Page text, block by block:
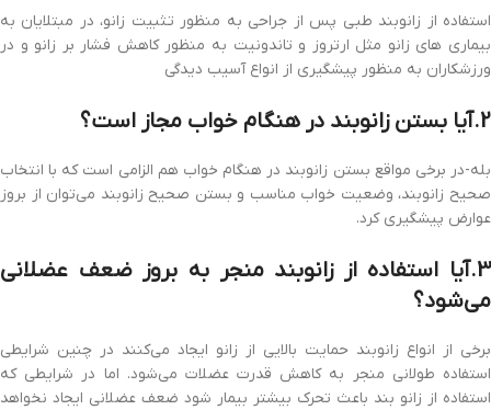
استفاده از زانوبند طبی پس از جراحی به منظور تثبیت زانو، در مبتلایان به
بیماری های زانو مثل ارتروز و تاندونیت به منظور کاهش فشار بر زانو و در
ورزشکاران به منظور پیشگیری از انواع آسیب دیدگی
2.آیا بستن زانوبند در هنگام خواب مجاز است؟
بله-در برخی مواقع بستن زانوبند در هنگام خواب هم الزامی است که با انتخاب
صحیح زانوبند، وضعیت خواب مناسب و بستن صحیح زانوبند می‌توان از بروز
عوارض پیشگیری کرد.
3.آیا استفاده از زانوبند منجر به بروز ضعف عضلانی
می‌شود؟
برخی از انواع زانوبند حمایت بالایی از زانو ایجاد می‌کنند در چنین شرایطی
استفاده طولانی منجر به کاهش قدرت عضلات می‌شود. اما در شرایطی که
استفاده از زانو بند باعث تحرک بیشتر بیمار شود ضعف عضلانی ایجاد نخواهد